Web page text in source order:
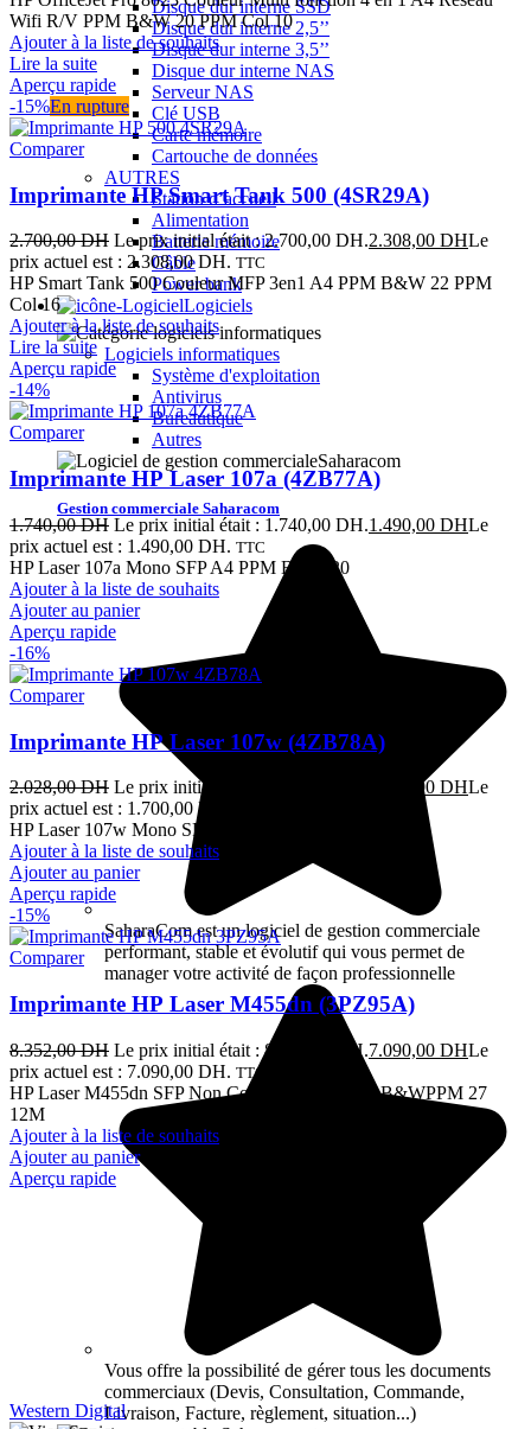
Disque dur interne SSD
Disque dur interne 2,5’’
Disque dur interne 3,5’’
Disque dur interne NAS
Serveur NAS
Clé USB
Carte mémoire
Cartouche de données
AUTRES
Station d’accueil
Alimentation
Batterie mémoire
Câble
Power bank
Logiciels
Logiciels informatiques
Système d'exploitation
Antivirus
Bureautique
Autres
Gestion commerciale Saharacom
SaharaCom est un logiciel de gestion commerciale
performant, stable et évolutif qui vous permet de
manager votre activité de façon professionnelle
Vous offre la possibilité de gérer tous les documents
commerciaux (Devis, Consultation, Commande,
Livraison, Facture, règlement, situation...)
Wifi R/V PPM B&W 20 PPM Col 10
Ajouter à la liste de souhaits
Lire la suite
Aperçu rapide
-15%En rupture
Comparer
Imprimante HP Smart Tank 500 (4SR29A)
2.700,00DH Le prix initial était : 2.700,00 DH.2.308,00 DHLe
prix actuel est : 2.308,00 DH. TTC
HP Smart Tank 500 Couleur MFP 3en1 A4 PPM B&W 22 PPM
Col 16
Ajouter à la liste de souhaits
Lire la suite
Aperçu rapide
-14%
Comparer
Imprimante HP Laser 107a (4ZB77A)
1.740,00DH Le prix initial était : 1.740,00 DH.1.490,00 DHLe
prix actuel est : 1.490,00 DH. TTC
HP Laser 107a Mono SFP A4 PPM B&W 20
Ajouter à la liste de souhaits
Ajouter au panier
Aperçu rapide
-16%
Comparer
Imprimante HP Laser 107w (4ZB78A)
2.028,00DH Le prix initial était : 2.028,00 DH. 1.700,00 DHLe
prix actuel est : 1.700,00 DH.
HP Laser 107w Mono SFP A4 Wifi PPM B&W 20
Ajouter à la liste de souhaits
Ajouter au panier
Aperçu rapide
-15%
Comparer
Imprimante HP Laser M455dn (3PZ95A)
8.352,00DH Le prix initial était : 8.352,00 DH.7.090,00 DHLe
prix actuel est : 7.090,00 DH. TTC
HP Laser M455dn SFP Non Couleur A4 Non 27 B&WPPM 27
12M
Ajouter à la liste de souhaits
Ajouter au panier
Aperçu rapide
Western Digital